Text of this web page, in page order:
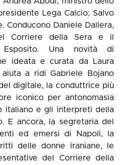
Lega Calcio; Salvo
Conducono Daniele Dallera,
Corriere della Sera e il
Esposito. Una novità di
ideata e curata da Laura
a ridi Gabriele Bojano
digitale, la conduttrice più
iconico per antonomasia
italiano e gli interpreti della
E ancora, la segretaria del
ed emersi di Napoli, la
delle donne iraniane, le
del Corriere della